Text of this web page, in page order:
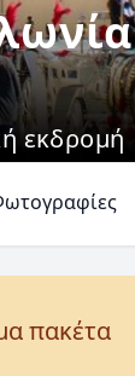
εκδρομή
πακέτα